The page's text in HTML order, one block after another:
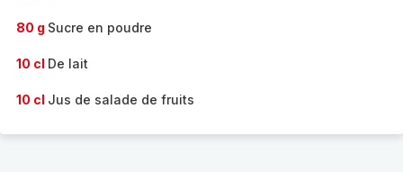
80 g Sucre en poudre
10 cl De lait
10 cl Jus de salade de fruits